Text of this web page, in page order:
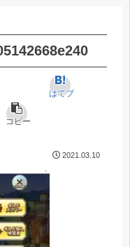
はてブ
コピー
2021.03.10